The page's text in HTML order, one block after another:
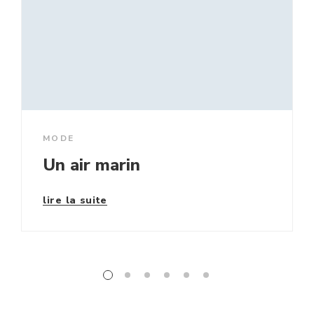
MODE
Un air marin
lire la suite